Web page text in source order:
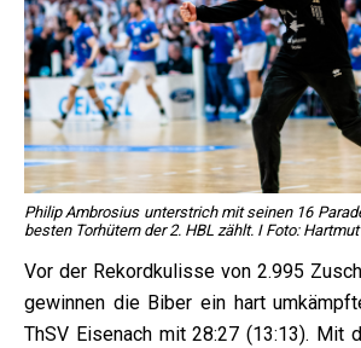
Philip Ambrosius unterstrich mit seinen 16
besten Torhütern der 2. HBL zählt. I Foto:
Vor der Rekordkulisse von 2.995
gewinnen die Biber ein hart
ThSV Eisenach mit 28:27 (13:13). Mit